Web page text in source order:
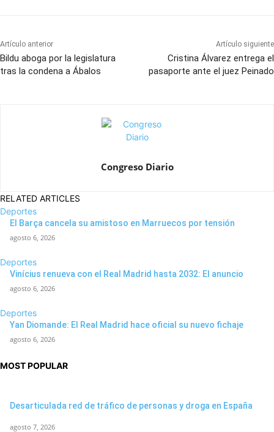
Artículo anterior
Bildu aboga por la legislatura
tras la condena a Ábalos
Artículo siguiente
Cristina Álvarez entrega el
pasaporte ante el juez Peinado
Congreso Diario
RELATED ARTICLES
Deportes
El Barça cancela su amistoso en Marruecos por tensión
agosto 6, 2026
Deportes
Vinícius renueva con el Real Madrid hasta 2032: El anuncio
agosto 6, 2026
Deportes
Yan Diomande: El Real Madrid hace oficial su nuevo fichaje
agosto 6, 2026
MOST POPULAR
Desarticulada red de tráfico de personas y droga en España
agosto 7, 2026